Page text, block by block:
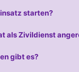
starten?
als Zivildienst
gibt es?